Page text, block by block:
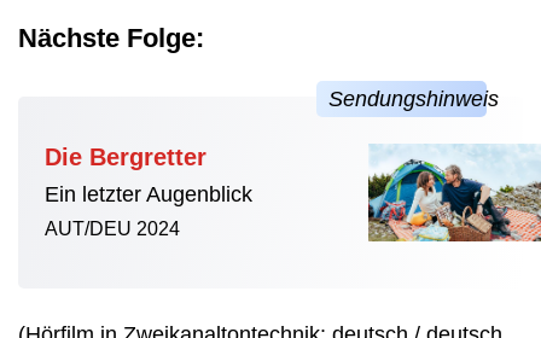
Nächste Folge:
Die Bergretter
Ein letzter Augenblick
AUT/DEU 2024